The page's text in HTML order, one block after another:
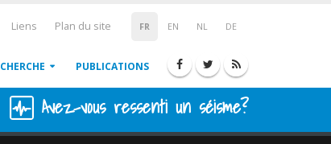
FR EN NL DE
Liens Plan du site
PUBLICATIONS
Avez-vous ressenti un séisme?